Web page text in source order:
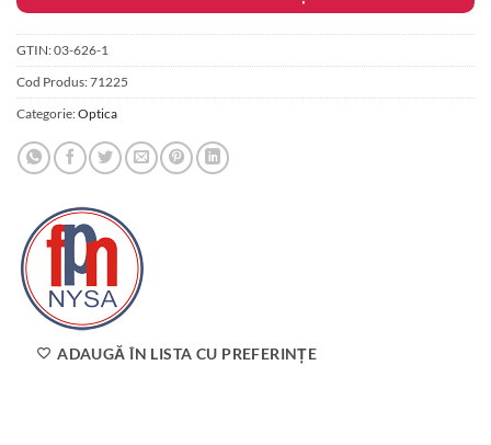
GTIN:03-626-1
Cod Produs:71225
Categorie:Optica
ADAUGĂ ÎN LISTA CU PREFERINȚE